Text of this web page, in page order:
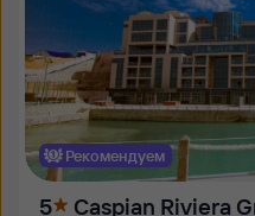
Рекомендуем
5 Caspian Riviera